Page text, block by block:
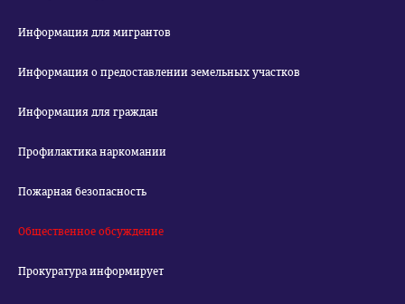
Информация для мигрантов
Информация о предоставлении земельных участков
Информация для граждан
Профилактика наркомании
Пожарная безопасность
Общественное обсуждение
Прокуратура информирует